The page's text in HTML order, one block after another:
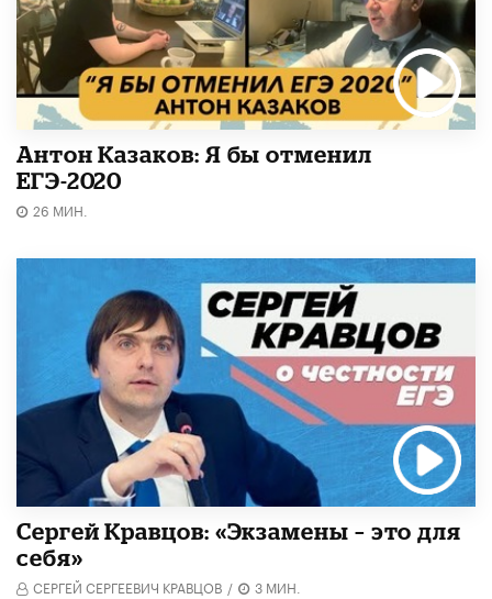
Антон Казаков: Я бы отменил
ЕГЭ-2020
26 МИН.
Сергей Кравцов: «Экзамены – это для
себя»
СЕРГЕЙ СЕРГЕЕВИЧ КРАВЦОВ / 3 МИН.